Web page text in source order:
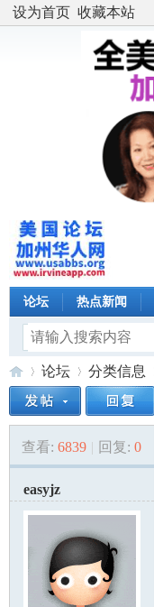
设为首页 收藏本站
论坛 热点新闻
美»
论坛
›
分类信息
查看: 6839 | 回复: 0
easyjz